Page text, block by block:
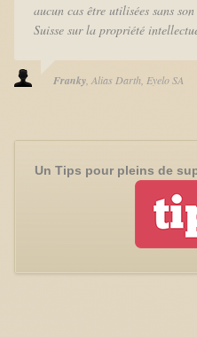
aucun cas être utilisées sans
Suisse sur la propriété
Franky Alias Darth Eyelo SA
Un Tips pour pleins de